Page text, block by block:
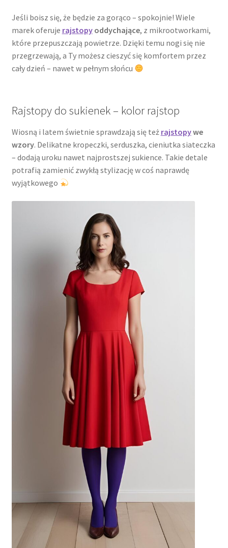
Jeśli boisz się, że będzie za gorąco – spokojnie! Wiele
marek oferuje rajstopyoddychające, z mikrootworkami,
które przepuszczają powietrze. Dzięki temu nogi się nie
przegrzewają, a Ty możesz cieszyć się komfortem przez
cały dzień – nawet w pełnym słońcu
Rajstopy do sukienek – kolor rajstop
Wiosną i latem świetnie sprawdzają się też rajstopywe
wzory. Delikatne kropeczki, serduszka, cieniutka siateczka
– dodają uroku nawet najprostszej sukience. Takie detale
potrafią zamienić zwykłą stylizację w coś naprawdę
wyjątkowego